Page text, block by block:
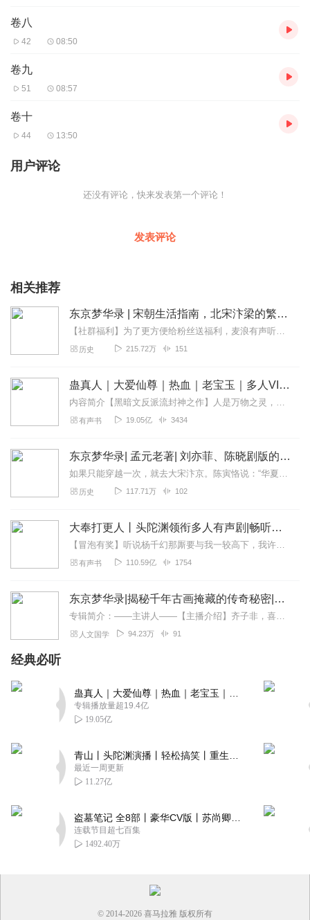
卷八
42 08:50
卷九
51 08:57
卷十
44 13:50
用户评论
还没有评论，快来发表第一个评论！
发表评论
相关推荐
东京梦华录 | 宋朝生活指南，北宋汴梁的繁华记忆
【社群福利】为了更方便给粉丝送福利，麦浪有声听书群成立啦~诚邀各位喜欢历史的听友进群，一起讨论知识，分享见解群里不定时会有福利掉落哦~欢迎添加我的微信：chao...
历史 215.72万 151
蛊真人｜大爱仙尊｜热血｜老宝玉｜多人VIP免费有声剧
内容简介【黑暗文反派流封神之作】人是万物之灵，蛊是天地真精。一个穿越者不断重生的故事。一个养蛊、炼蛊、用蛊的奇特世界。配音组（男角色）老宝玉旁白...
有声书 19.05亿 3434
东京梦华录| 孟元老著| 刘亦菲、陈晓剧版的真实东京| 宋朝生活指南
如果只能穿越一次，就去大宋汴京。陈寅恪说：“华夏民族之文化，历数千载之演进，造极于赵宋之世。”北宋是我国历史上很富庶、开放、先进的朝代，在经济、文化、思想上都达...
历史 117.71万 102
大奉打更人丨头陀渊领衔多人有声剧|畅听全集|王鹤棣、田曦薇主演影视剧原著|卖报小郎君
【冒泡有奖】听说杨千幻那厮要与我一较高下，我许七安要开始装叉了！快进入声音播放页戳下方输入框，冒个泡偷偷告诉我，我要用哪些诗词才能胜过他？说得好的，有赏！202...
有声书 110.59亿 1754
东京梦华录|揭秘千年古画掩藏的传奇秘密|白话版附原文
专辑简介：——主讲人——【主播介绍】齐子非，喜马拉雅人文频道优质主播，有声书优质主播，国学文化爱好者。【作者简介】孟元老，号幽兰居士，北宋东京开封府（今河南开封...
人文国学 94.23万 91
经典必听
专辑播放量超19.4亿
19.05亿
最近一周更新
11.27亿
连载节目超七百集
1492.40万
© 2014-2026 喜马拉雅 版权所有